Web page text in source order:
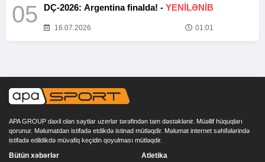
05 DÇ-2026: Argentina finalda! - YENİLƏNİB
16.07.2026 01:01
APA GROUP daxil olan saytlar uzerlər tərəfindən tam dəstəklənir. Müəllif hüquqları
qorunur. Məlumatdan istifadə etdikdə istinad mütləqdir. Məlumat internet səhifələrində
istifadə edildikdə müvafiq keçidin qoyulması mütləqdir.
Bütün xəbərlər Atletika